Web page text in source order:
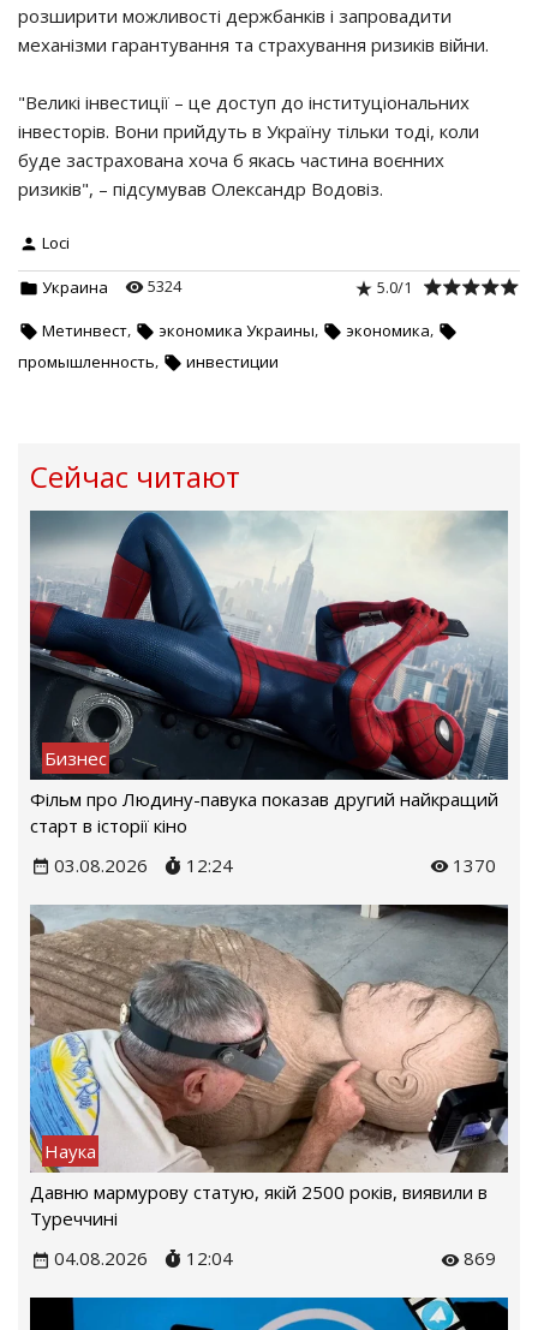
розширити можливості держбанків і запровадити
механізми гарантування та страхування ризиків війни.
"Великі інвестиції – це доступ до інституціональних
інвесторів. Вони прийдуть в Україну тільки тоді, коли
буде застрахована хоча б якась частина воєнних
ризиків", – підсумував Олександр Водовіз.
Loci
Украина 5324 5.0/1
Метинвест, экономика Украины, экономика,
промышленность, инвестиции
Сейчас читают
Бизнес
Фільм про Людину-павука показав другий найкращий
старт в історії кіно
03.08.2026
12:24 1370
Наука
Давню мармурову статую, якій 2500 років, виявили в
Туреччині
04.08.2026
12:04 869